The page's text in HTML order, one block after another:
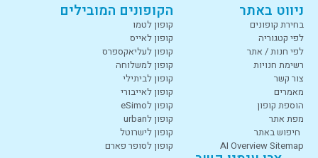
ניווט באתר
בחירת קופונים
לפי קטגוריה
לפי חנות / אתר
רשימת חנויות
צור קשר
מאמרים
הוספת קופון
מפת אתר
חיפוש באתר
AI Overview Sitemap
הקופונים המובילים
קופון לטמו
קופון לאייס
קופון לעליאקספרס
קופון למשלוחה
קופון לביתילי
קופון לאייבורי
קופון לeSimo
קופון לurban
קופון לישרוטל
קופון לסופר פארם